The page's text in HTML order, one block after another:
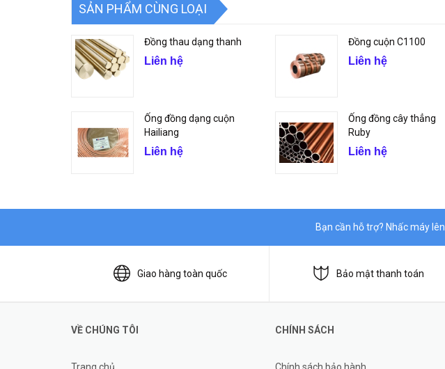
SẢN PHẨM CÙNG LOẠI
Đồng thau dạng thanh
Liên hệ
Đồng cuộn C1100
Liên hệ
Ống đồng dạng cuộn
Hailiang
Liên hệ
Ống đồng cây thẳng
Ruby
Liên hệ
Bạn cần hỗ trợ? Nhấc máy
Giao hàng toàn quốc Bảo mật thanh toán
VỀ CHÚNG TÔI CHÍNH SÁCH